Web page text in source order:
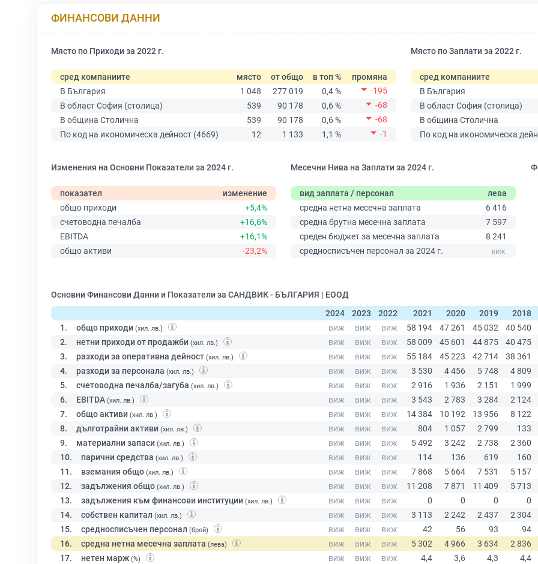
ФИНАНСОВИ ДАННИ
Място по Приходи за 2022 г.
сред компаниите място от общо в топ %
промяна
В България
1 048 277 019 0,4 %
-195
В област София (столица)
539 90 178 0,6 %
-68
В община Столична
539 90 178 0,6 %
-68
По код на икономическа дейност (4669)
12 1 133 1,1 % -1
Място по Заплати за 2022 г.
сред компаниите
В България
В област София (столица)
В община Столична
По код на икономическа
Изменения на Основни Показатели за 2024 г.
показател
изменение
общо приходи
+5,4%
счетоводна печалба
+16,6%
EBITDA
+16,1%
общо активи
-23,2%
Месечни Нива на Заплати за 2024 г.
вид заплата / персонал
лева
средна нетна месечна заплата
6 416
средна брутна месечна заплата
7 597
среден бюджет за месечна заплата
8 241
средносписъчен персонал за 2024 г.
Основни Финансови Данни и Показатели за САНДВИК - БЪЛГАРИЯ | ЕООД
2024
2023 2022 2021 2020 2019
2018
1.
общо приходи (хил. лв.)
2. нетни приходи от продажби (хил. лв.)
3. разходи за оперативна дейност (хил. лв.)
4. разходи за персонала (хил. лв.)
5. счетоводна печалба/загуба (хил. лв.)
6. EBITDA (хил. лв.)
7. общо активи (хил. лв.)
8. дълготрайни активи (хил. лв.)
9. материални запаси (хил. лв.)
10. парични средства (хил. лв.)
11. вземания общо (хил. лв.)
12. задължения общо (хил. лв.)
13. задължения към финансови институции (хил. лв.)
14. собствен капитал (хил. лв.)
15. средносписъчен персонал (брой)
16. средна нетна месечна заплата (лева)
17. нетен марж (%)